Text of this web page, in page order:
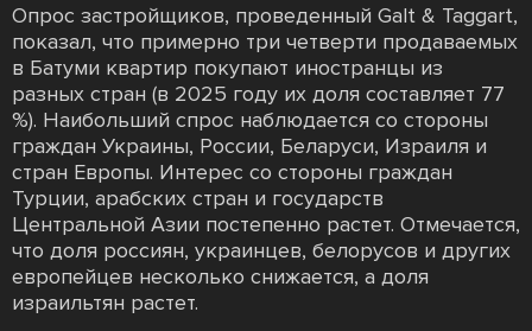
Опрос застройщиков, проведенный Galt & Taggart,
показал, что примерно три четверти продаваемых
в Батуми квартир покупают иностранцы из
разных стран (в 2025 году их доля составляет 77
%). Наибольший спрос наблюдается со стороны
граждан Украины, России, Беларуси, Израиля и
стран Европы. Интерес со стороны граждан
Турции, арабских стран и государств
Центральной Азии постепенно растет. Отмечается,
что доля россиян, украинцев, белорусов и других
европейцев несколько снижается, а доля
израильтян растет.